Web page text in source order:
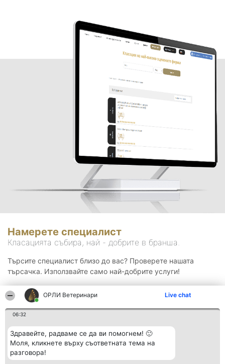
ОРЛИ Ветеринари Live chat
06:32
Здравейте, радваме се да ви помогнем! 🙂
Моля, кликнете върху съответната тема на
разговора!
Намерете специалист
Класацията събира, най - добрите в бранша.
Търсите специалист близо до вас? Проверете нашата
търсачка. Използвайте само най-добрите услуги!